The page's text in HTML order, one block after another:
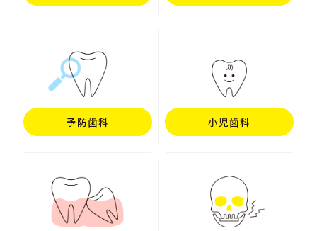
予防歯科 小児歯科